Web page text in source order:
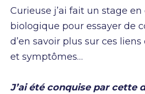
Curieuse j’ai fait un stage
biologique pour essayer de
d’en savoir plus sur ces
et symptômes…
J’ai été conquise par cette